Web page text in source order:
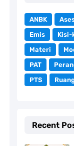
ANBK
Emis
Kisi-
Materi
PAT
PTS
Recent